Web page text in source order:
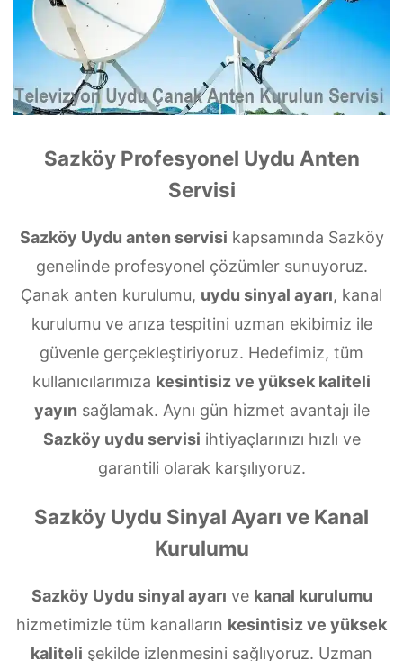
Sazköy Profesyonel Uydu Anten
Servisi
Sazköy Uydu anten servisi kapsamında Sazköy
genelinde profesyonel çözümler sunuyoruz.
Çanak anten kurulumu, uydu sinyal ayarı, kanal
kurulumu ve arıza tespitini uzman ekibimiz ile
güvenle gerçekleştiriyoruz. Hedefimiz, tüm
kullanıcılarımıza kesintisiz ve yüksek kaliteli
yayın sağlamak. Aynı gün hizmet avantajı ile
Sazköy uydu servisi ihtiyaçlarınızı hızlı ve
garantili olarak karşılıyoruz.
Sazköy Uydu Sinyal Ayarı ve Kanal
Kurulumu
Sazköy Uydu sinyal ayarı ve kanal kurulumu
hizmetimizle tüm kanalların kesintisiz ve yüksek
kaliteli şekilde izlenmesini sağlıyoruz. Uzman